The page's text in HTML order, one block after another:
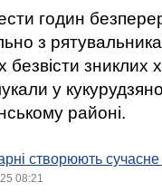
годин
з
зниклих
у
районі.
створюють сучасне
08:21